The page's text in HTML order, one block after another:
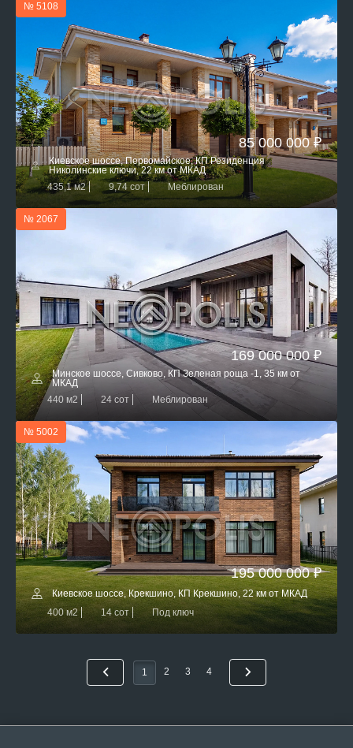
№ 5108
85 000 000 ₽
Киевское шоссе, Первомайское, КП Резиденция
Николинские ключи, 22 км от МКАД
435,1 м2
9,74 сот Меблирован
№ 2067
169 000 000 ₽
Минское шоссе, Сивково, КП Зеленая роща -1, 35 км от
МКАД
440 м2
24 сот Меблирован
№ 5002
195 000 000 ₽
Киевское шоссе, Крекшино, КП Крекшино, 22 км от МКАД
400 м2
14 сот Под ключ
1 2 3 4